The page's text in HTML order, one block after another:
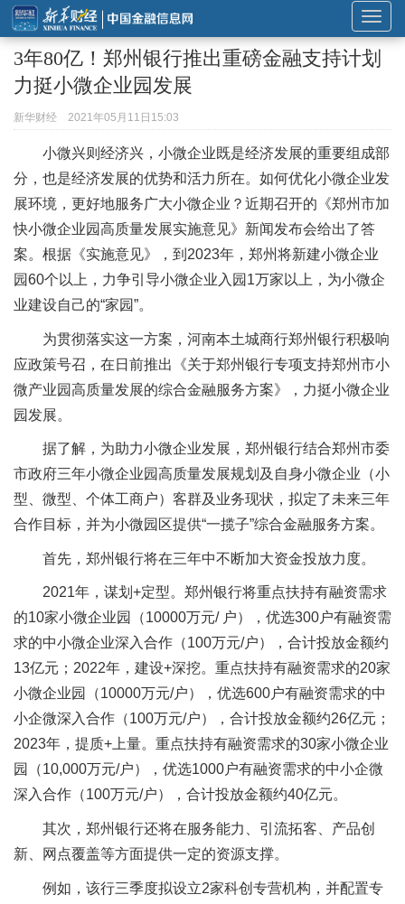
展
开
或
导
航
3年80亿！郑州银行推出重磅金融支持计划
力挺小微企业园发展
新华财经 2021年05月11日15:03
小微兴则经济兴，小微企业既是经济发展的重要组成部
分，也是经济发展的优势和活力所在。如何优化小微企业发
展环境，更好地服务广大小微企业？近期召开的《郑州市加
快小微企业园高质量发展实施意见》新闻发布会给出了答
案。根据《实施意见》，到2023年，郑州将新建小微企业
园60个以上，力争引导小微企业入园1万家以上，为小微企
业建设自己的“家园”。
为贯彻落实这一方案，河南本土城商行郑州银行积极响
应政策号召，在日前推出《关于郑州银行专项支持郑州市小
微产业园高质量发展的综合金融服务方案》，力挺小微企业
园发展。
据了解，为助力小微企业发展，郑州银行结合郑州市委
市政府三年小微企业园高质量发展规划及自身小微企业（小
型、微型、个体工商户）客群及业务现状，拟定了未来三年
合作目标，并为小微园区提供“一揽子”综合金融服务方案。
首先，郑州银行将在三年中不断加大资金投放力度。
2021年，谋划+定型。郑州银行将重点扶持有融资需求
的10家小微企业园（10000万元/ 户），优选300户有融资需
求的中小微企业深入合作（100万元/户），合计投放金额约
13亿元；2022年，建设+深挖。重点扶持有融资需求的20家
小微企业园（10000万元/户），优选600户有融资需求的中
小企微深入合作（100万元/户），合计投放金额约26亿元；
2023年，提质+上量。重点扶持有融资需求的30家小微企业
园（10,000万元/户），优选1000户有融资需求的中小企微
深入合作（100万元/户），合计投放金额约40亿元。
其次，郑州银行还将在服务能力、引流拓客、产品创
新、网点覆盖等方面提供一定的资源支撑。
例如，该行三季度拟设立2家科创专营机构，并配置专